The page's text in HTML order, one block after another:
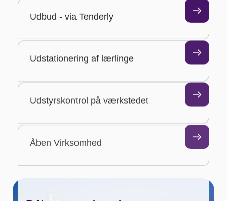
Udbud - via Tenderly
Udstationering af lærlinge
Udstyrskontrol på værkstedet
Åben Virksomhed